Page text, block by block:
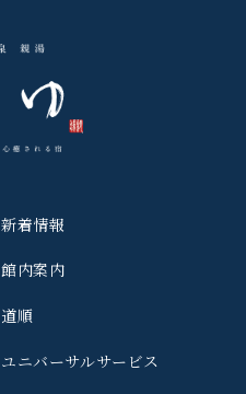
新着情報
館内案内
道順
ユニバーサルサービス